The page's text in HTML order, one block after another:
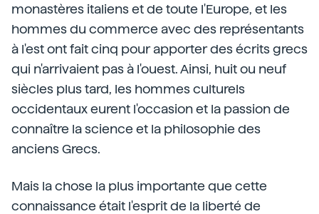
monastères italiens et de toute l'Europe, et les
hommes du commerce avec des représentants
à l'est ont fait cinq pour apporter des écrits grecs
qui n'arrivaient pas à l'ouest. Ainsi, huit ou neuf
siècles plus tard, les hommes culturels
occidentaux eurent l'occasion et la passion de
connaître la science et la philosophie des
anciens Grecs.
Mais la chose la plus importante que cette
connaissance était l'esprit de la liberté de